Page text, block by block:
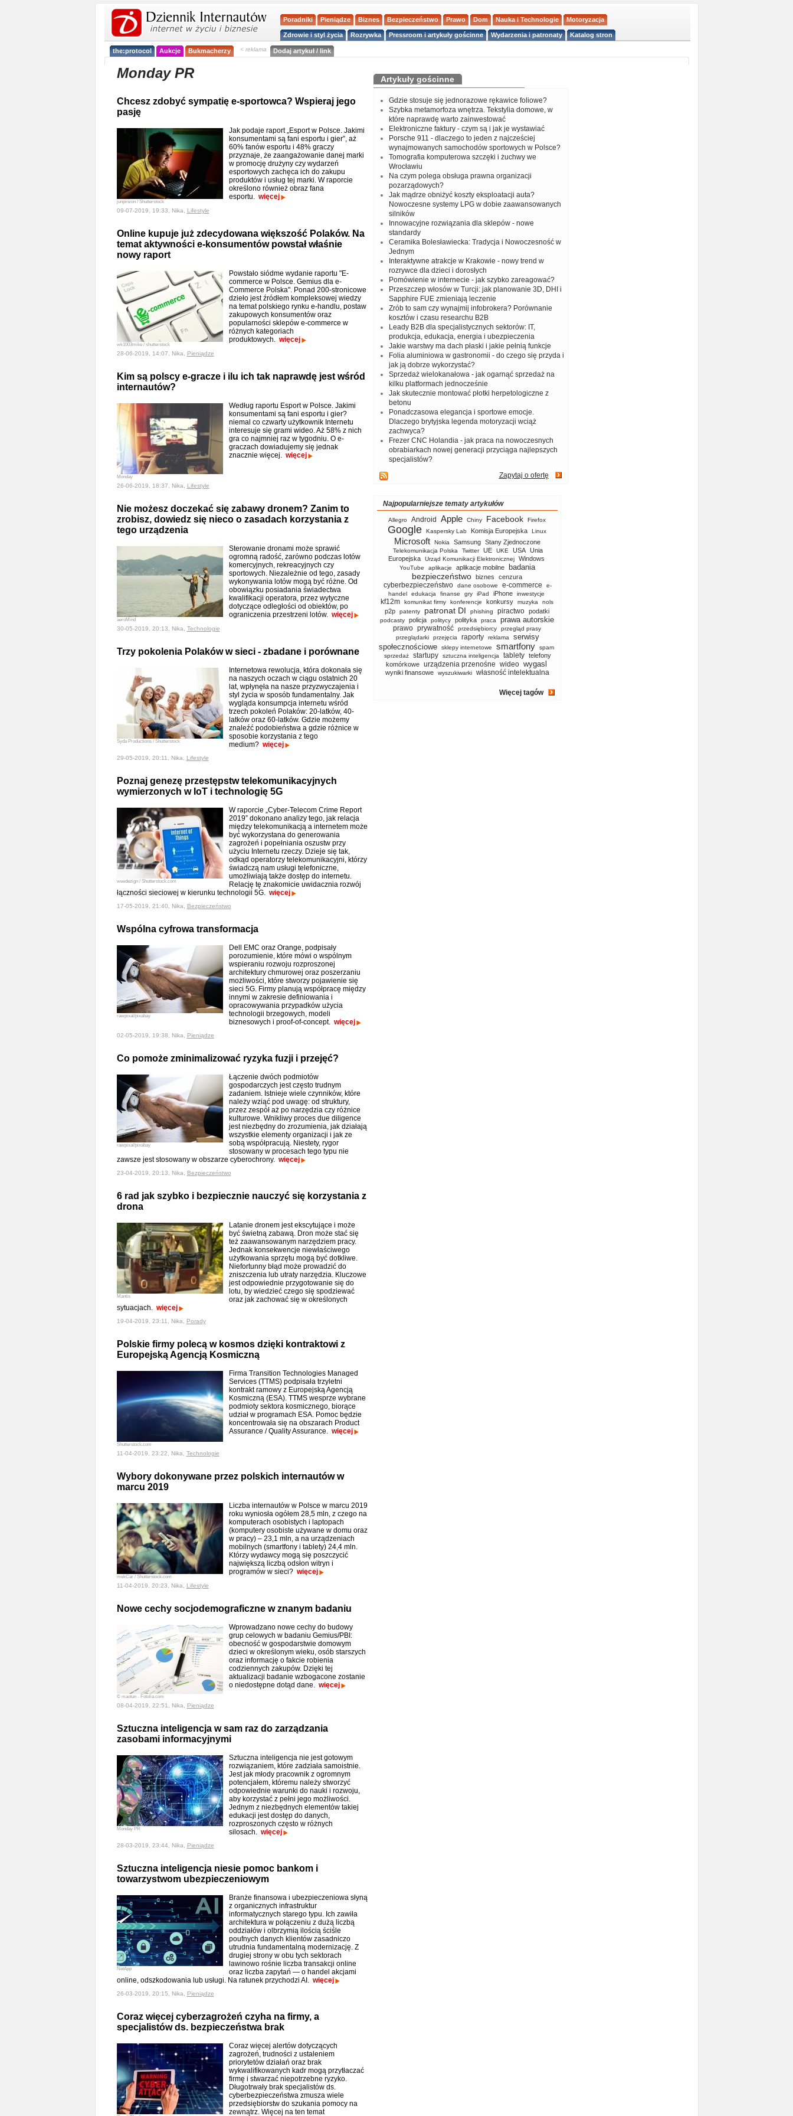
Poradniki Pieniądze Biznes Bezpieczeństwo Prawo Dom Nauka i Technologie Motoryzacja
Zdrowie i styl życia Rozrywka Pressroom i artykuły gościnne Wydarzenia i patronaty Katalog stron
the:protocol Aukcje Bukmacherzy < reklama Dodaj artykuł / link
Monday PR
Chcesz zdobyć sympatię e-sportowca? Wspieraj jego
pasję
junpinzon / Shutterstock
Jak podaje raport „Esport w Polsce. Jakimi
konsumentami są fani esportu i gier”, aż
60% fanów esportu i 48% graczy
przyznaje, że zaangażowanie danej marki
w promocję drużyny czy wydarzeń
esportowych zachęca ich do zakupu
produktów i usług tej marki. W raporcie
określono również obraz fana
esportu. więcej
09-07-2019, 19:33, Nika, Lifestyle
Online kupuje już zdecydowana większość Polaków. Na
temat aktywności e-konsumentów powstał właśnie
nowy raport
wk1003mike / shutterstock
Powstało siódme wydanie raportu "E-
commerce w Polsce. Gemius dla e-
Commerce Polska". Ponad 200-stronicowe
dzieło jest źródłem kompleksowej wiedzy
na temat polskiego rynku e-handlu, postaw
zakupowych konsumentów oraz
popularności sklepów e-commerce w
różnych kategoriach
produktowych. więcej
28-06-2019, 14:07, Nika, Pieniądze
Kim są polscy e-gracze i ilu ich tak naprawdę jest wśród
internautów?
Monday
Według raportu Esport w Polsce. Jakimi
konsumentami są fani esportu i gier?
niemal co czwarty użytkownik Internetu
interesuje się grami wideo. Aż 58% z nich
gra co najmniej raz w tygodniu. O e-
graczach dowiadujemy się jednak
znacznie więcej. więcej
26-06-2019, 18:37, Nika, Lifestyle
Nie możesz doczekać się zabawy dronem? Zanim to
zrobisz, dowiedz się nieco o zasadach korzystania z
tego urządzenia
aeroMind
Sterowanie dronami może sprawić
ogromną radość, zarówno podczas lotów
komercyjnych, rekreacyjnych czy
sportowych. Niezależnie od tego, zasady
wykonywania lotów mogą być różne. Od
obowiązku posiadania świadectwa
kwalifikacji operatora, przez wytyczne
dotyczące odległości od obiektów, po
ograniczenia przestrzeni lotów. więcej
30-05-2019, 20:13, Nika, Technologie
Trzy pokolenia Polaków w sieci - zbadane i porównane
Syda Productions / Shutterstock
Internetowa rewolucja, która dokonała się
na naszych oczach w ciągu ostatnich 20
lat, wpłynęła na nasze przyzwyczajenia i
styl życia w sposób fundamentalny. Jak
wygląda konsumpcja internetu wśród
trzech pokoleń Polaków: 20-latków, 40-
latków oraz 60-latków. Gdzie możemy
znaleźć podobieństwa a gdzie różnice w
sposobie korzystania z tego
medium? więcej
29-05-2019, 20:11, Nika, Lifestyle
Poznaj genezę przestępstw telekomunikacyjnych
wymierzonych w IoT i technologię 5G
weedezign / Shutterstock.com
W raporcie „Cyber-Telecom Crime Report
2019” dokonano analizy tego, jak relacja
między telekomunikacją a internetem może
być wykorzystana do generowania
zagrożeń i popełniania oszustw przy
użyciu Internetu rzeczy. Dzieje się tak,
odkąd operatorzy telekomunikacyjni, którzy
świadczą nam usługi telefoniczne,
umożliwiają także dostęp do internetu.
Relację tę znakomicie uwidacznia rozwój
łączności sieciowej w kierunku technologii 5G. więcej
17-05-2019, 21:40, Nika, Bezpieczeństwo
Wspólna cyfrowa transformacja
rawpixal/pixabay
Dell EMC oraz Orange, podpisały
porozumienie, które mówi o wspólnym
wspieraniu rozwoju rozproszonej
architektury chmurowej oraz poszerzaniu
możliwości, które stworzy pojawienie się
sieci 5G. Firmy planują współpracę między
innymi w zakresie definiowania i
opracowywania przypadków użycia
technologii brzegowych, modeli
biznesowych i proof-of-concept. więcej
02-05-2019, 19:38, Nika, Pieniądze
Co pomoże zminimalizować ryzyka fuzji i przejęć?
rawpixal/pixabay
Łączenie dwóch podmiotów
gospodarczych jest często trudnym
zadaniem. Istnieje wiele czynników, które
należy wziąć pod uwagę: od struktury,
przez zespół aż po narzędzia czy różnice
kulturowe. Wnikliwy proces due diligence
jest niezbędny do zrozumienia, jak działają
wszystkie elementy organizacji i jak ze
sobą współpracują. Niestety, rygor
stosowany w procesach tego typu nie
zawsze jest stosowany w obszarze cyberochrony. więcej
23-04-2019, 20:13, Nika, Bezpieczeństwo
6 rad jak szybko i bezpiecznie nauczyć się korzystania z
drona
Mantis
Latanie dronem jest ekscytujące i może
być świetną zabawą. Dron może stać się
też zaawansowanym narzędziem pracy.
Jednak konsekwencje niewłaściwego
użytkowania sprzętu mogą być dotkliwe.
Niefortunny błąd może prowadzić do
zniszczenia lub utraty narzędzia. Kluczowe
jest odpowiednie przygotowanie się do
lotu, by wiedzieć czego się spodziewać
oraz jak zachować się w określonych
sytuacjach. więcej
19-04-2019, 23:11, Nika, Porady
Polskie firmy polecą w kosmos dzięki kontraktowi z
Europejską Agencją Kosmiczną
Shutterstock.com
Firma Transition Technologies Managed
Services (TTMS) podpisała trzyletni
kontrakt ramowy z Europejską Agencją
Kosmiczną (ESA). TTMS wesprze wybrane
podmioty sektora kosmicznego, biorące
udział w programach ESA. Pomoc będzie
koncentrowała się na obszarach Product
Assurance / Quality Assurance. więcej
11-04-2019, 23:22, Nika, Technologie
Wybory dokonywane przez polskich internautów w
marcu 2019
mekCar / Shutterstock.com
Liczba internautów w Polsce w marcu 2019
roku wyniosła ogółem 28,5 mln, z czego na
komputerach osobistych i laptopach
(komputery osobiste używane w domu oraz
w pracy) – 23,1 mln, a na urządzeniach
mobilnych (smartfony i tablety) 24,4 mln.
Którzy wydawcy mogą się poszczycić
największą liczbą odsłon witryn i
programów w sieci? więcej
11-04-2019, 20:23, Nika, Lifestyle
Nowe cechy socjodemograficzne w znanym badaniu
© maotun - Fotolia.com
Wprowadzano nowe cechy do budowy
grup celowych w badaniu Gemius/PBI:
obecność w gospodarstwie domowym
dzieci w określonym wieku, osób starszych
oraz informację o fakcie robienia
codziennych zakupów. Dzięki tej
aktualizacji badanie wzbogacone zostanie
o niedostępne dotąd dane. więcej
08-04-2019, 22:51, Nika, Pieniądze
Sztuczna inteligencja w sam raz do zarządzania
zasobami informacyjnymi
Monday PR
Sztuczna inteligencja nie jest gotowym
rozwiązaniem, które zadziała samoistnie.
Jest jak młody pracownik z ogromnym
potencjałem, któremu należy stworzyć
odpowiednie warunki do nauki i rozwoju,
aby korzystać z pełni jego możliwości.
Jednym z niezbędnych elementów takiej
edukacji jest dostęp do danych,
rozproszonych często w różnych
silosach. więcej
28-03-2019, 23:44, Nika, Pieniądze
Sztuczna inteligencja niesie pomoc bankom i
towarzystwom ubezpieczeniowym
NetApp
Branże finansowa i ubezpieczeniowa słyną
z organicznych infrastruktur
informatycznych starego typu. Ich zawiła
architektura w połączeniu z dużą liczbą
oddziałów i olbrzymią ilością ściśle
poufnych danych klientów zasadniczo
utrudnia fundamentalną modernizację. Z
drugiej strony w obu tych sektorach
lawinowo rośnie liczba transakcji online
oraz liczba zapytań — o handel akcjami
online, odszkodowania lub usługi. Na ratunek przychodzi AI. więcej
26-03-2019, 20:15, Nika, Pieniądze
Coraz więcej cyberzagrożeń czyha na firmy, a
specjalistów ds. bezpieczeństwa brak
Coraz więcej alertów dotyczących
zagrożeń, trudności z ustaleniem
priorytetów działań oraz brak
wykwalifikowanych kadr mogą przytłaczać
firmę i stwarzać niepotrzebne ryzyko.
Długotrwały brak specjalistów ds.
cyberbezpieczeństwa zmusza wiele
przedsiębiorstw do szukania pomocy na
zewnątrz. Więcej na ten temat
Artykuły gościnne
Gdzie stosuje się jednorazowe rękawice foliowe?
Szybka metamorfoza wnętrza. Tekstylia domowe, w
które naprawdę warto zainwestować
Elektroniczne faktury - czym są i jak je wystawiać
Porsche 911 - dlaczego to jeden z najcześciej
wynajmowanych samochodów sportowych w Polsce?
Tomografia komputerowa szczęki i żuchwy we
Wrocławiu
Na czym polega obsługa prawna organizacji
pozarządowych?
Jak mądrze obniżyć koszty eksploatacji auta?
Nowoczesne systemy LPG w dobie zaawansowanych
silników
Innowacyjne rozwiązania dla sklepów - nowe
standardy
Ceramika Bolesławiecka: Tradycja i Nowoczesność w
Jednym
Interaktywne atrakcje w Krakowie - nowy trend w
rozrywce dla dzieci i dorosłych
Pomówienie w internecie - jak szybko zareagować?
Przeszczep włosów w Turcji: jak planowanie 3D, DHI i
Sapphire FUE zmieniają leczenie
Zrób to sam czy wynajmij infobrokera? Porównanie
kosztów i czasu researchu B2B
Leady B2B dla specjalistycznych sektorów: IT,
produkcja, edukacja, energia i ubezpieczenia
Jakie warstwy ma dach płaski i jakie pełnią funkcje
Folia aluminiowa w gastronomii - do czego się przyda i
jak ją dobrze wykorzystać?
Sprzedaż wielokanałowa - jak ogarnąć sprzedaż na
kilku platformach jednocześnie
Jak skutecznie montować płotki herpetologiczne z
betonu
Ponadczasowa elegancja i sportowe emocje.
Dlaczego brytyjska legenda motoryzacji wciąż
zachwyca?
Frezer CNC Holandia - jak praca na nowoczesnych
obrabiarkach nowej generacji przyciąga najlepszych
specjalistów?
Zapytaj o ofertę
Najpopularniejsze tematy artykułów
Allegro Android Apple Chiny Facebook Firefox
Google Kaspersky Lab Komisja Europejska Linux
Microsoft Nokia Samsung Stany Zjednoczone
Telekomunikacja Polska Twitter UE UKE USA
Unia
Europejska
Urząd Komunikacji Elektronicznej Windows
YouTube aplikacje aplikacje mobilne badania
bezpieczeństwo biznes cenzura
cyberbezpieczeństwo dane osobowe e-commerce
e-
handel
edukacja finanse gry iPad iPhone inwestycje
kf12m komunikat firmy konferencje konkursy muzyka nols
p2p patenty patronat DI phishing piractwo podatki
podcasty policja politycy polityka praca prawa autorskie
prawo prywatność przedsiębiorcy
przegląd prasy
przeglądarki
przejęcia raporty reklama
serwisy
społecznościowe
sklepy internetowe smartfony
spam
sprzedaż
startupy sztuczna inteligencja tablety telefony
komórkowe urządzenia przenośne wideo wygasl
wyniki finansowe wyszukiwarki własność intelektualna
Więcej tagów